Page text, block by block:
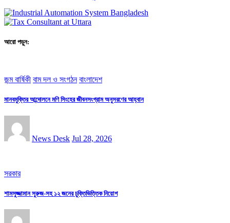
আরো পড়ুন:
জন্ম বার্ষিকী বাম দল ও সংগঠন বাংলাদেশ
মানবমুক্তির আন্দোলনে মণি সিংহের জীবনসংগ্রাম অনুসরণের আহ্বান
News Desk Jul 28, 2026
সরকার
শামসুজ্জামান সুরুজ-সহ ১২ জনের চুক্তিভিত্তিক নিয়োগ